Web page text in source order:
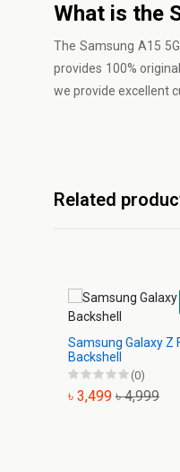
What is the
The Samsung A15
provides 100%
we provide excellent
Related
Samsung Galaxy Z
Backshell
(0)
৳ 3,499 ৳ 4,999